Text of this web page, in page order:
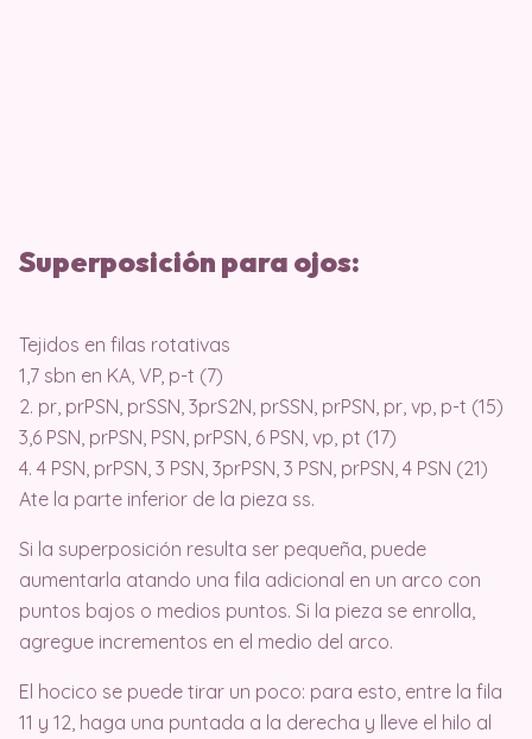
Superposición para ojos:
Tejidos en filas rotativas
1,7 sbn en KA, VP, p-t (7)
2. pr, prPSN, prSSN, 3prS2N, prSSN, prPSN, pr, vp, p-t (15)
3,6 PSN, prPSN, PSN, prPSN, 6 PSN, vp, pt (17)
4. 4 PSN, prPSN, 3 PSN, 3prPSN, 3 PSN, prPSN, 4 PSN (21)
Ate la parte inferior de la pieza ss.
Si la superposición resulta ser pequeña, puede
aumentarla atando una fila adicional en un arco con
puntos bajos o medios puntos. Si la pieza se enrolla,
agregue incrementos en el medio del arco.
El hocico se puede tirar un poco: para esto, entre la fila
11 y 12, haga una puntada a la derecha y lleve el hilo al